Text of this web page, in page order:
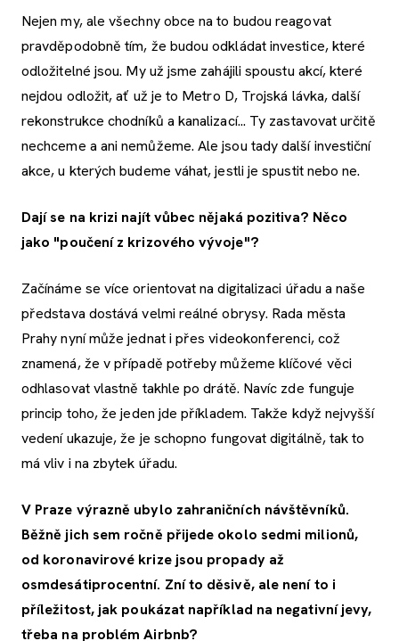
Nejen my, ale všechny obce na to budou reagovat
pravděpodobně tím, že budou odkládat investice, které
odložitelné jsou. My už jsme zahájili spoustu akcí, které
nejdou odložit, ať už je to Metro D, Trojská lávka, další
rekonstrukce chodníků a kanalizací... Ty zastavovat určitě
nechceme a ani nemůžeme. Ale jsou tady další investiční
akce, u kterých budeme váhat, jestli je spustit nebo ne.
Dají se na krizi najít vůbec nějaká pozitiva? Něco
jako "poučení z krizového vývoje"?
Začínáme se více orientovat na digitalizaci úřadu a naše
představa dostává velmi reálné obrysy. Rada města
Prahy nyní může jednat i přes videokonferenci, což
znamená, že v případě potřeby můžeme klíčové věci
odhlasovat vlastně takhle po drátě. Navíc zde funguje
princip toho, že jeden jde příkladem. Takže když nejvyšší
vedení ukazuje, že je schopno fungovat digitálně, tak to
má vliv i na zbytek úřadu.
V Praze výrazně ubylo zahraničních návštěvníků.
Běžně jich sem ročně přijede okolo sedmi milionů,
od koronavirové krize jsou propady až
osmdesátiprocentní. Zní to děsivě, ale není to i
příležitost, jak poukázat například na negativní jevy,
třeba na problém Airbnb?